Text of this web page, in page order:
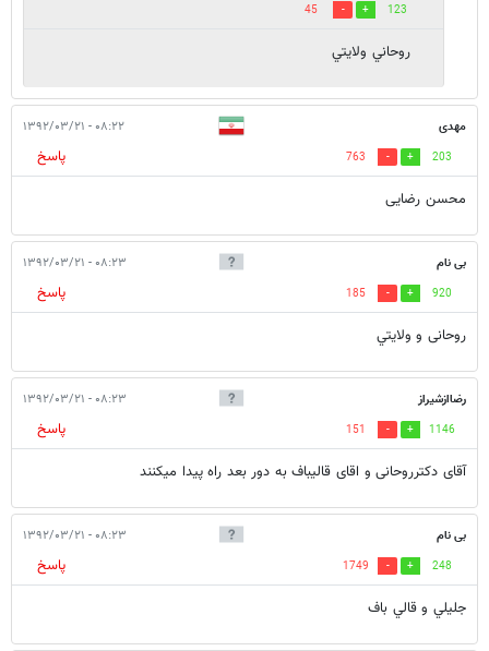
123
45
روحاني ولايتي
مهدی ۰۸:۲۲ - ۱۳۹۲/۰۳/۲۱
203
763
پاسخ
محسن رضایی
بی نام ۰۸:۲۳ - ۱۳۹۲/۰۳/۲۱
920
185
پاسخ
روحانی و ولايتي
رضاازشیراز ۰۸:۲۳ - ۱۳۹۲/۰۳/۲۱
1146
151
پاسخ
آقای دکترروحانی و اقای قالیباف به دور بعد راه پیدا میکنند
بی نام ۰۸:۲۳ - ۱۳۹۲/۰۳/۲۱
248
1749
پاسخ
جليلي و قالي باف